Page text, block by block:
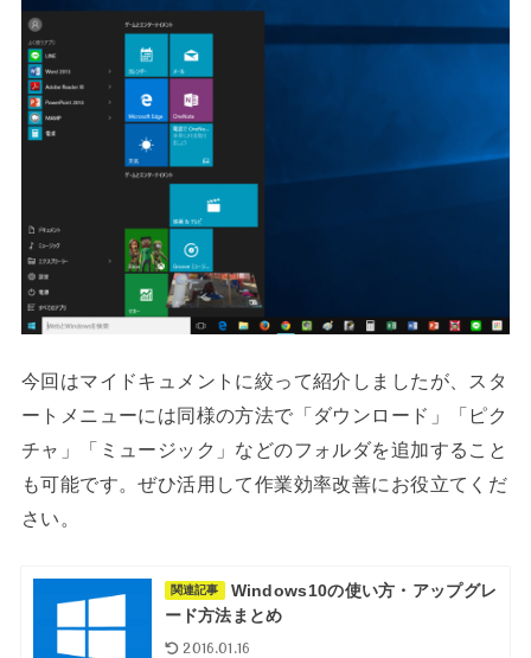
今回はマイドキュメントに絞って紹介しましたが、スタ
ートメニューには同様の方法で「ダウンロード」「ピク
チャ」「ミュージック」などのフォルダを追加すること
も可能です。ぜひ活用して作業効率改善にお役立てくだ
さい。
関連記事
Windows10の使い方・アップグレ
ード方法まとめ
2016.01.16